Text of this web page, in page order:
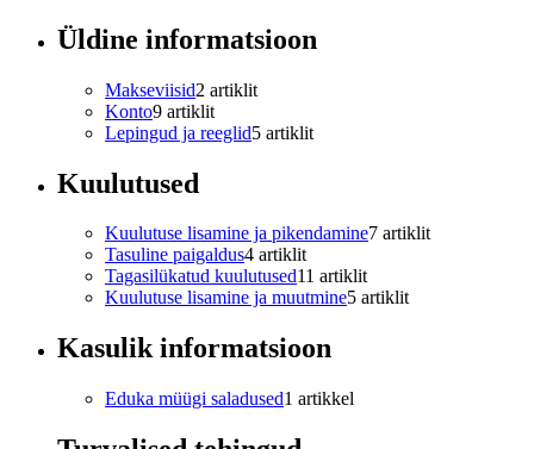
Üldine informatsioon
Makseviisid2 artiklit
Konto9 artiklit
Lepingud ja reeglid5 artiklit
Kuulutused
Kuulutuse lisamine ja pikendamine7 artiklit
Tasuline paigaldus4 artiklit
Tagasilükatud kuulutused11 artiklit
Kuulutuse lisamine ja muutmine5 artiklit
Kasulik informatsioon
Eduka müügi saladused1 artikkel